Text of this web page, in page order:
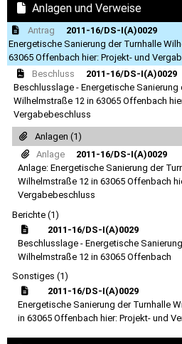
Anlagen und Verweise
Antrag
2011-16/DS-I(A)0029
Energetische Sanierung der Turnhalle
63065 Offenbach hier: Projekt- und
Beschluss
2011-16/DS-I(A)0029
Beschlusslage - Energetische Sanierung
Wilhelmstraße 12 in 63065 Offenbach
Vergabebeschluss
Anlagen (1)
Anlage
2011-16/DS-I(A)0029
Anlage: Energetische Sanierung der
Wilhelmstraße 12 in 63065 Offenbach
Vergabebeschluss
Berichte (1)
2011-16/DS-I(A)0029
Beschlusslage - Energetische
Wilhelmstraße 12 in 63065 Offenbach
Sonstiges (1)
2011-16/DS-I(A)0029
Energetische Sanierung der Turnhalle
in 63065 Offenbach hier: Projekt- und